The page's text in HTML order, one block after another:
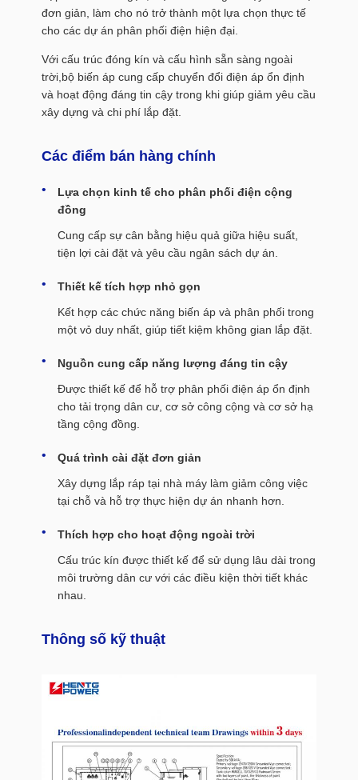
đơn giản, làm cho nó trở thành một lựa chọn thực tế
cho các dự án phân phối điện hiện đại.
Với cấu trúc đóng kín và cấu hình sẵn sàng ngoài
trời,bộ biến áp cung cấp chuyển đổi điện áp ổn định
và hoạt động đáng tin cậy trong khi giúp giảm yêu cầu
xây dựng và chi phí lắp đặt.
Các điểm bán hàng chính
Lựa chọn kinh tế cho phân phối điện cộng
đồng
Cung cấp sự cân bằng hiệu quả giữa hiệu suất,
tiện lợi cài đặt và yêu cầu ngân sách dự án.
Thiết kế tích hợp nhỏ gọn
Kết hợp các chức năng biến áp và phân phối trong
một vỏ duy nhất, giúp tiết kiệm không gian lắp đặt.
Nguồn cung cấp năng lượng đáng tin cậy
Được thiết kế để hỗ trợ phân phối điện áp ổn định
cho tải trọng dân cư, cơ sở công cộng và cơ sở hạ
tầng cộng đồng.
Quá trình cài đặt đơn giản
Xây dựng lắp ráp tại nhà máy làm giảm công việc
tại chỗ và hỗ trợ thực hiện dự án nhanh hơn.
Thích hợp cho hoạt động ngoài trời
Cấu trúc kín được thiết kế để sử dụng lâu dài trong
môi trường dân cư với các điều kiện thời tiết khác
nhau.
Thông số kỹ thuật